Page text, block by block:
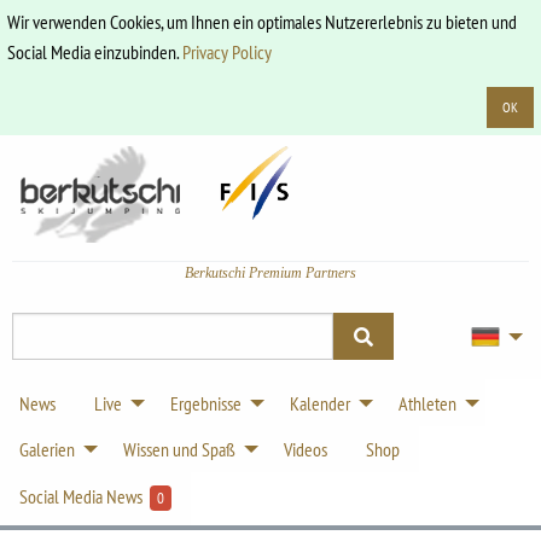
Wir verwenden Cookies, um Ihnen ein optimales Nutzererlebnis zu bieten und
Social Media einzubinden.Privacy Policy
OK
Berkutschi Premium Partners
News Live Ergebnisse Kalender
Athleten
Galerien
Wissen und Spaß Videos
Shop
Social Media News
0